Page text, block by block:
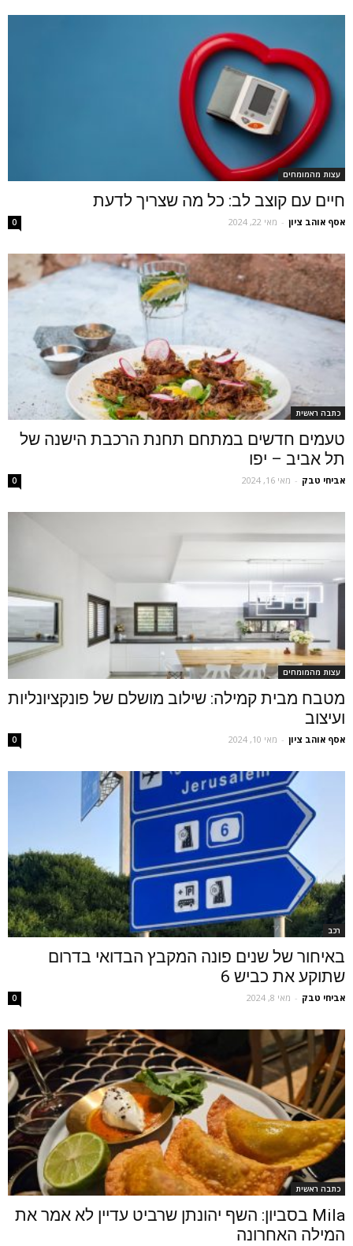
עצות מהמומחים
חיים עם קוצב לב: כל מה שצריך לדעת
אסף אוהב ציון - מאי 22, 2024 0
כתבה ראשית
טעמים חדשים במתחם תחנת הרכבת הישנה של
תל אביב – יפו
אביחי טבק - מאי 16, 2024 0
עצות מהמומחים
מטבח מבית קמילה: שילוב מושלם של פונקציונליות
ועיצוב
אסף אוהב ציון - מאי 10, 2024 0
רכב
באיחור של שנים פונה המקבץ הבדואי בדרום
שתוקע את כביש 6
אביחי טבק - מאי 8, 2024 0
כתבה ראשית
Mila בסביון: השף יהונתן שרביט עדיין לא אמר את
המילה האחרונה